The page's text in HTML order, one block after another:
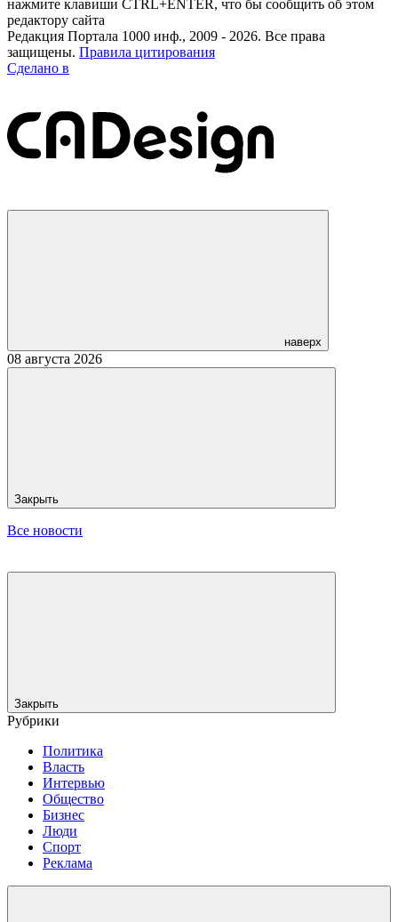
нажмите клавиши CTRL+ENTER, что бы сообщить об этом
редактору сайта
Редакция Портала 1000 инф., 2009 - 2026. Все права
защищены. Правила цитирования
Сделано в
наверх
08 августа 2026
Закрыть
Все новости
Закрыть
Рубрики
Политика
Власть
Интервью
Общество
Бизнес
Люди
Спорт
Реклама